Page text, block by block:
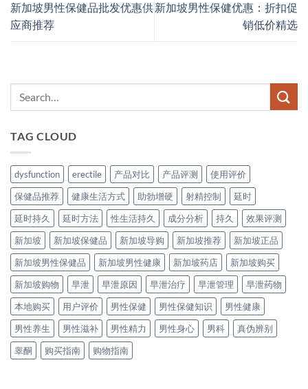
新加坡男性保健品批发优惠供
应商推荐
新加坡男性保健优惠：折扣促
销低价精选
TAG CLOUD
dysfunction erectile 产品对比 产品评测
使用评价
保健品推荐
健康生活方式 助勃增硬 射精控制
延时
延时持久
延时方法 性生活持久 成分分析 持久
效果评测
新加坡
新加坡保健品 新加坡导购 新加坡推荐
新加坡正品
新加坡男性保健品
新加坡男性健康 新加坡药店
新加坡购买
新加坡购物
早泄 早泄原因 早泄治疗 早泄管理
早泄药物
本地购买
用户评价 男性保健 男性保健知识
男性健康
男性养生
男性滋补 男性精力 男性身心 男科
真伪辨别
睾酮
购买指南 购物指南